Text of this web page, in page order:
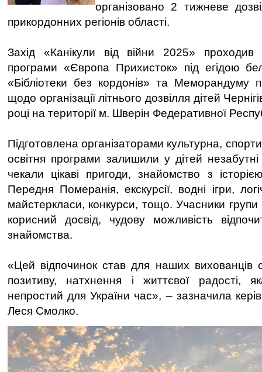
організовано 2 тижневе
прикордонних регіонів області.
Захід «Канікули від війни 2025»
програми «Європа Прихисток» під егідою
«Бібліотеки без кордонів» та Меморандуму
щодо організації літнього дозвілля дітей
році на території м. Шверін Федеративної
Підготовлена організаторами культурна,
освітня програми залишили у дітей
чекали цікаві пригоди, знайомство з
Передня Померанія, екскурсії, водні ігри,
майстеркласи, конкурси, тощо. Учасники групи
корисний досвід, чудову можливість
знайомства.
«Цей відпочинок став для наших вихованців
позитиву, натхнення і життєвої радості,
непростий для України час», – зазначила
Леся Смолко.